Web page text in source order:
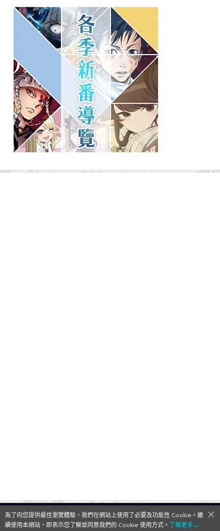
QooApp Limited © 2026
為了向您提供最佳瀏覽體驗，我們在網站上使用了必要及功能性 Cookie。繼
續使用本網站，即表示您了解並同意我們的 Cookie 使用方式。 了解更多→